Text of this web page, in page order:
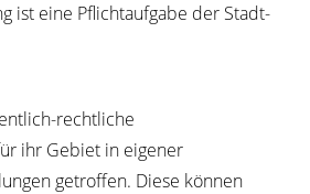
ist eine Pflichtaufgabe der Stadt-
rechtliche
ihr Gebiet in eigener
getroffen. Diese können